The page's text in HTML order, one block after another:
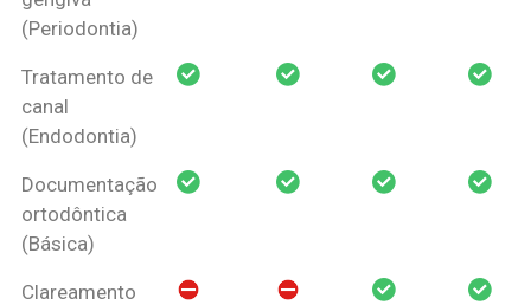
(Periodontia)
Tratamento de
canal
(Endodontia)
Documentação
ortodôntica
(Básica)
Clareamento